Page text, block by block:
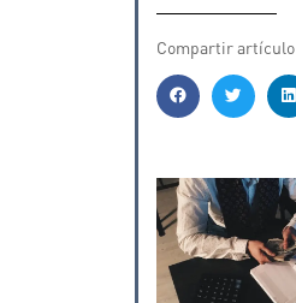
Compartir artículo